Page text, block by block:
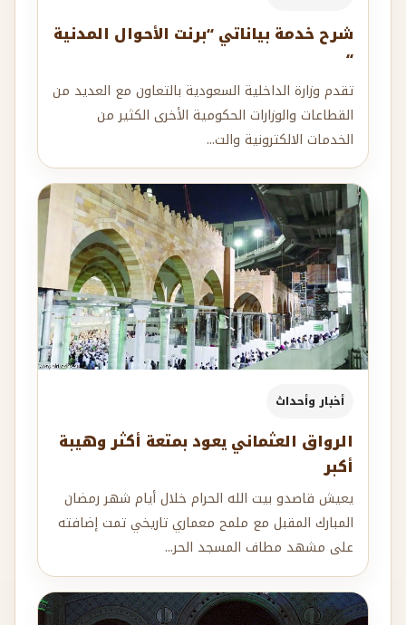
شرح خدمة بياناتي “برنت الأحوال المدنية
“
تقدم وزارة الداخلية السعودية بالتعاون مع العديد من
القطاعات والوزارات الحكومية الأخرى الكثير من
الخدمات الالكترونية والت...
أخبار وأحداث
الرواق العثماني يعود بمتعة أكثر وهيبة
أكبر
يعيش قاصدو بيت الله الحرام خلال أيام شهر رمضان
المبارك المقبل مع ملمح معماري تاريخي تمت إضافته
على مشهد مطاف المسجد الحر...